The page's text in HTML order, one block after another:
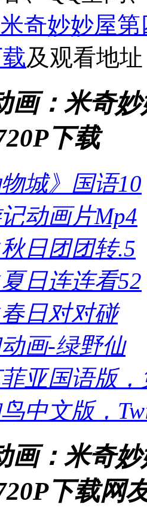
奇妙妙屋
及观看地址
画：米奇
下载
物城》国语10
动画片Mp4
日团团转.5
日连连看52
日对对碰
画-绿野仙
亚国语版，
中文版，
画：米奇
下载网